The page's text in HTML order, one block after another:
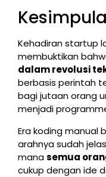
Kehadiran startup
membuktikan
dalam revolusi
berbasis perintah
bagi jutaan orang
menjadi
Era koding manual
arahnya sudah
manasemua
cukup dengan ide